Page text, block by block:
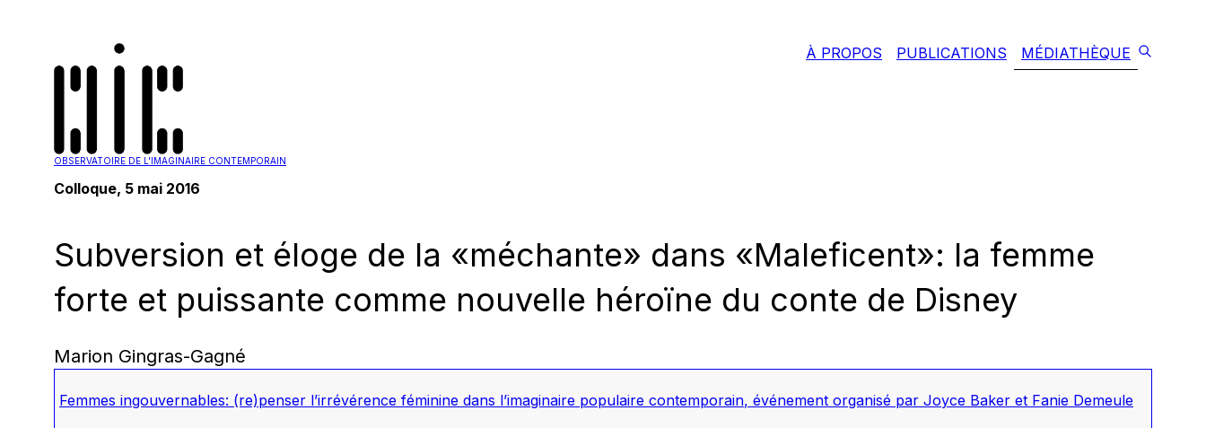
OBSERVATOIRE DE L'IMAGINAIRE CONTEMPORAIN
À PROPOS PUBLICATIONS MÉDIATHÈQUE
Colloque, 5 mai 2016
Subversion et éloge de la «méchante» dans «Maleficent»: la femme
forte et puissante comme nouvelle héroïne du conte de Disney
Marion Gingras-Gagné
Femmes ingouvernables: (re)penser l’irrévérence féminine dans l’imaginaire populaire contemporain, événement organisé par Joyce Baker et Fanie Demeule